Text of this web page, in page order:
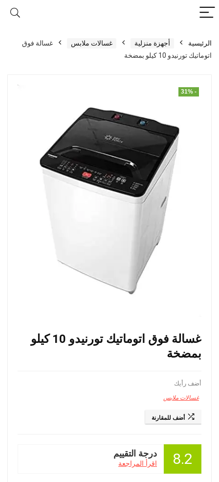
الرئيسية أجهزة منزلية غسالات ملابس
غسالة فوق
اتوماتيك تورنيدو 10 كيلو بمضخة
- 31%
غسالة فوق اتوماتيك تورنيدو 10 كيلو
بمضخة
أضف رأيك
غسالات ملابس
أضف للمقارنة
8.2 درجة التقييم
اقرأ المراجعة